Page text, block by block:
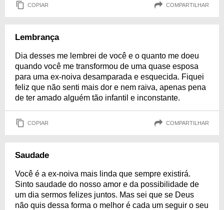
COPIAR COMPARTILHAR
Lembrança
Dia desses me lembrei de você e o quanto me doeu
quando você me transformou de uma quase esposa
para uma ex-noiva desamparada e esquecida. Fiquei
feliz que não senti mais dor e nem raiva, apenas pena
de ter amado alguém tão infantil e inconstante.
COPIAR COMPARTILHAR
Saudade
Você é a ex-noiva mais linda que sempre existirá.
Sinto saudade do nosso amor e da possibilidade de
um dia sermos felizes juntos. Mas sei que se Deus
não quis dessa forma o melhor é cada um seguir o seu